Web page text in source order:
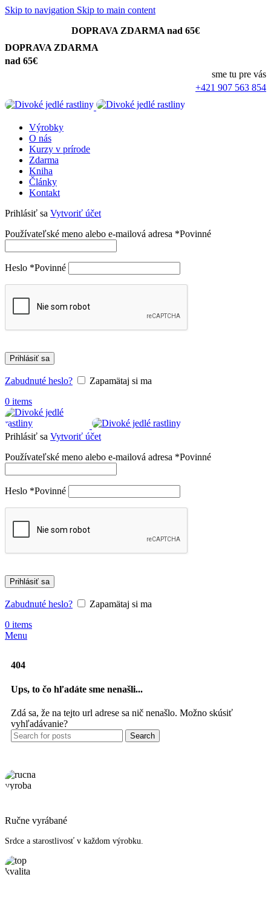
Skip to navigation Skip to main content
DOPRAVA ZDARMA nad 65€
DOPRAVA ZDARMA
nad 65€
sme tu pre vás
+421 907 563 854
Výrobky
O nás
Kurzy v prírode
Zdarma
Kniha
Články
Kontakt
Prihlásiť sa Vytvoriť účet
Používateľské meno alebo e-mailová adresa *Povinné
Heslo *Povinné
Prihlásiť sa
Zabudnuté heslo?
Zapamätaj si ma
0 items
Prihlásiť sa Vytvoriť účet
Používateľské meno alebo e-mailová adresa *Povinné
Heslo *Povinné
Prihlásiť sa
Zabudnuté heslo?
Zapamätaj si ma
0 items
Menu
404
Ups, to čo hľadáte sme nenašli...
Zdá sa, že na tejto url adrese sa nič nenašlo. Možno skúsiť
vyhľadávanie?
Search
Ručne vyrábané
Srdce a starostlivosť v každom výrobku.